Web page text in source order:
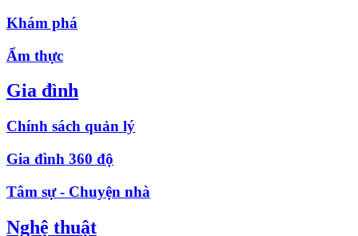
Khám phá
Ẩm thực
Gia đình
Chính sách quản lý
Gia đình 360 độ
Tâm sự - Chuyện nhà
Nghệ thuật